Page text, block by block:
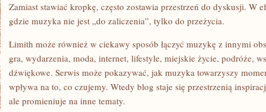
Zamiast stawiać kropkę, często zostawia przestrzeń do dyskusji. W
gdzie muzyka nie jest „do zaliczenia”, tylko do przeżycia.
Limith może również w ciekawy sposób łączyć muzykę z innymi
gra, wydarzenia, moda, internet, lifestyle, miejskie życie, podróże,
dźwiękowe. Serwis może pokazywać, jak muzyka towarzyszy
wpływa na to, co czujemy. Wtedy blog staje się przestrzenią
ale promieniuje na inne tematy.